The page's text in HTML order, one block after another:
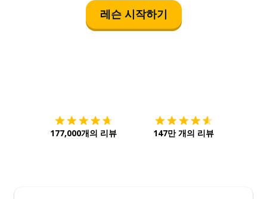
레슨 시작하기
177,000개의 리뷰 147만 개의 리뷰